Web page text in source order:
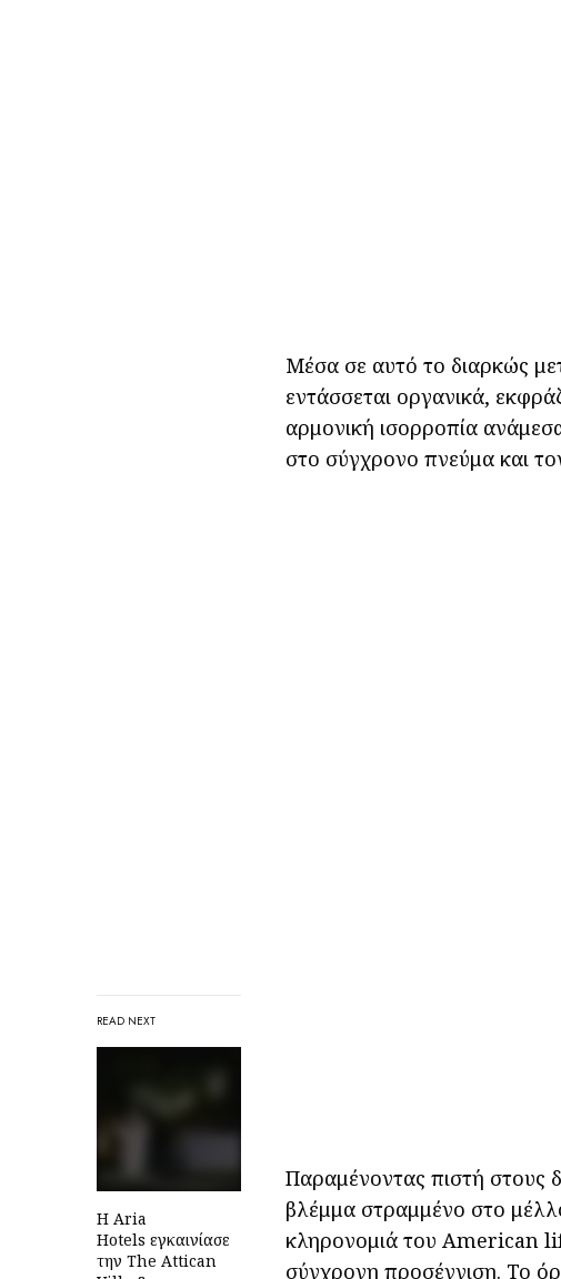
READ NEXT
H Aria
Hotels εγκαινίασε
την The Attican
Μέσα σε αυτό το διαρκώς
εντάσσεται οργανικά,
αρμονική ισορροπία
στο σύγχρονο πνεύμα και
Παραμένοντας πιστή στους
βλέμμα στραμμένο στο
κληρονομιά του American
σύγχρονη προσέγγιση. Το